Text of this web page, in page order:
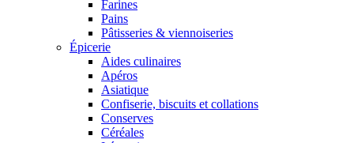
Farines
Pains
Pâtisseries & viennoiseries
Épicerie
Aides culinaires
Apéros
Asiatique
Confiserie, biscuits et collations
Conserves
Céréales